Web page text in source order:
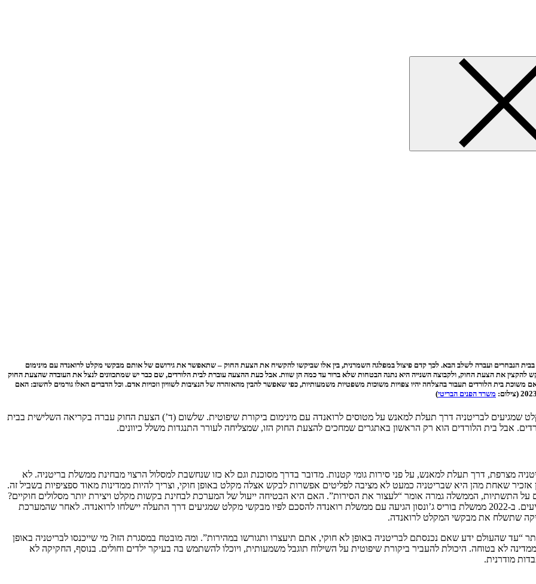
הנבחרים ועברה לשלב הבא. לכך קדם פיצול במפלגה השמרנית, בין אלו שביקשו להקשיח את הצעת החוק – שתאפשר את גירושם של אותם מבקשי מקלט לרואנדה עם מינימום
להקצין את הצעת החוק, ולקבוצה השנייה היא נתנה הבטחות שלא ברור עד כמה הן שוות. אבל כעת ההצעה עוברת לבית הלורדים, שם כבר יש שמתכוונים לנצל את העובדה שהצעת החוק
בית הלורדים תעבור בהצלחה יהיו צפויות משוכות משפטיות משמעותיות, כפי שאפשר להבין מהאזהרה של הנציבות לשוויון וזכויות אדם. וכל הדברים האלו גורמים לחשוב: האם
משרד הפנים הבריטי)
לבריטניה דרך תעלת למאנש על מטוסים לרואנדה עם מינימום ביקורת שיפוטית. שלשום (ד’) הצעת החוק עברה בקריאה השלישית בבית
אבל בית הלורדים הוא רק הראשון באתגרים שמחכים להצעת החוק הזו, שמצליחה לעורר התנגדות משלל כיוונים.
מצרפת, דרך תעלת למאנש, על פני סירות גומי קטנות. מדובר בדרך מסוכנת וגם לא כזו שנחשבת למסלול הרצוי מבחינת ממשלת בריטניה. לא
אזכיר שאחת מהן היא שבריטניה כמעט לא מציבה לפליטים אפשרות לבקש אצלה מקלט באופן חוקי, וצריך להיות ממדינות מאוד ספציפיות בשביל זה.
התשתיות, הממשלה גמרה אומר “לעצור את הסירות”. האם היא הבטיחה ייעול של המערכת לבחינת בקשות מקלט ויצירת יותר מסלולים חוקיים?
גם, אבל מאוד בשוליים. העניין העיקרי הוא להעיף את מבקשי המקלט שמגיעים. ב-2022 ממשלת בוריס ג’ונסון הגיעה עם ממשלת רואנדה להסכם לפיו מבקשי מקלט שמגיעים דרך התעלה יישלחו לרואנדה. לאחר שהמערכת
שהעולם ידע שאם נכנסתם לבריטניה באופן לא חוקי, אתם תיעצרו ותגורשו במהירות”. ומה מובטח במסגרת הזו? מי שייכנסו לבריטניה באופן
לא בטוחה. היכולת להעביר ביקורת שיפוטית על השילוח תוגבל משמעותית, ויוכלו להשתמש בה בעיקר ילדים וחולים. בנוסף, החקיקה לא
מודרנית.